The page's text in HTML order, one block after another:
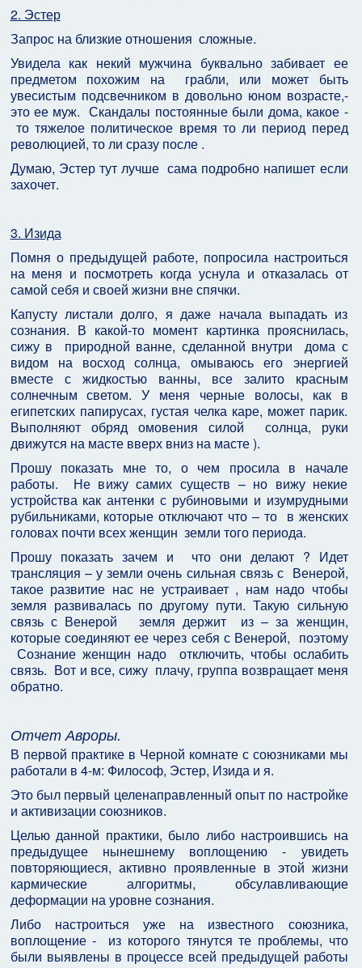
2. Эстер
Запрос на близкие отношения сложные.
Увидела как некий мужчина буквально забивает ее
предметом похожим на грабли, или может быть
увесистым подсвечником в довольно юном возрасте,-
это ее муж. Скандалы постоянные были дома, какое -
то тяжелое политическое время то ли период перед
революцией, то ли сразу после .
Думаю, Эстер тут лучше сама подробно напишет если
захочет.
3. Изида
Помня о предыдущей работе, попросила настроиться
на меня и посмотреть когда уснула и отказалась от
самой себя и своей жизни вне спячки.
Капусту листали долго, я даже начала выпадать из
сознания. В какой-то момент картинка прояснилась,
сижу в природной ванне, сделанной внутри дома с
видом на восход солнца, омываюсь его энергией
вместе с жидкостью ванны, все залито красным
солнечным светом. У меня черные волосы, как в
египетских папирусах, густая челка каре, может парик.
Выполняют обряд омовения силой солнца, руки
движутся на масте вверх вниз на масте ).
Прошу показать мне то, о чем просила в начале
работы. Не вижу самих существ – но вижу некие
устройства как антенки с рубиновыми и изумрудными
рубильниками, которые отключают что – то в женских
головах почти всех женщин земли того периода.
Прошу показать зачем и что они делают ? Идет
трансляция – у земли очень сильная связь с Венерой,
такое развитие нас не устраивает , нам надо чтобы
земля развивалась по другому пути. Такую сильную
связь с Венерой земля держит из – за женщин,
которые соединяют ее через себя с Венерой, поэтому
Сознание женщин надо отключить, чтобы ослабить
связь. Вот и все, сижу плачу, группа возвращает меня
обратно.
Отчет Авроры.
В первой практике в Черной комнате с союзниками мы
работали в 4-м: Философ, Эстер, Изида и я.
Это был первый целенаправленный опыт по настройке
и активизации союзников.
Целью данной практики, было либо настроившись на
предыдущее нынешнему воплощению - увидеть
повторяющиеся, активно проявленные в этой жизни
кармические алгоритмы, обсулавливающие
деформации на уровне сознания.
Либо настроиться уже на известного союзника,
воплощение - из которого тянутся те проблемы, что
были выявлены в процессе всей предыдущей работы